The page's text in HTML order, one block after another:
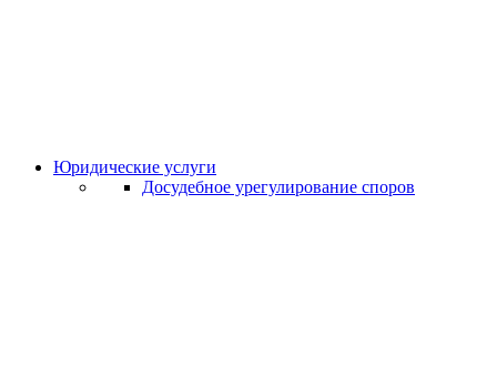
Юридические услуги
Досудебное урегулирование споров